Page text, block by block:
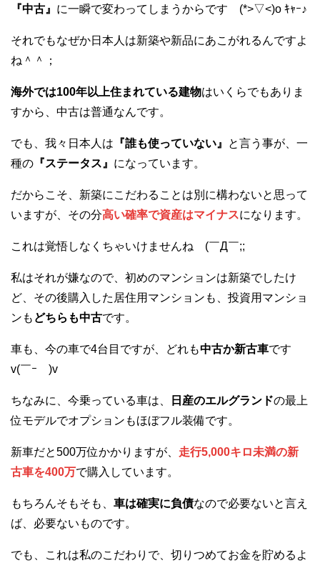
『中古』 に一瞬で変わってしまうからです (*>▽<)o ｷｬｰ♪
それでもなぜか日本人は新築や新品にあこがれるんですよ
ね＾＾；
海外では100年以上住まれている建物はいくらでもありま
すから、中古は普通なんです。
でも、我々日本人は 『誰も使っていない』
と言う事が、一
種の 『ステータス』 になっています。
だからこそ、新築にこだわることは別に構わないと思って
いますが、その分高い確率で資産はマイナスになります。
これは覚悟しなくちゃいけませんね (￣Д￣;;
私はそれが嫌なので、初めのマンションは新築でしたけ
ど、その後購入した居住用マンションも、投資用マンショ
ンも どちらも中古です。
車も、今の車で4台目ですが、どれも中古か新古車です
v(￣ｰ￣)v
ちなみに、今乗っている車は、 日産のエルグランドの最上
位モデルでオプションもほぼフル装備です。
新車だと500万位かかりますが、 走行5,000キロ未満の新
古車を400万で購入しています。
もちろんそもそも、 車は確実に負債なので必要ないと言え
ば、必要ないものです。
でも、これは私のこだわりで、切りつめてお金を貯めるよ